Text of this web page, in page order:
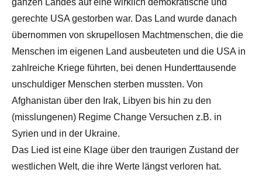
ganzen Landes auf eine wirklich demokratische und
gerechte USA gestorben war. Das Land wurde danach
übernommen von skrupellosen Machtmenschen, die die
Menschen im eigenen Land ausbeuteten und die USA in
zahlreiche Kriege führten, bei denen Hunderttausende
unschuldiger Menschen sterben mussten. Von
Afghanistan über den Irak, Libyen bis hin zu den
(misslungenen) Regime Change Versuchen z.B. in
Syrien und in der Ukraine.
Das Lied ist eine Klage über den traurigen Zustand der
westlichen Welt, die ihre Werte längst verloren hat.